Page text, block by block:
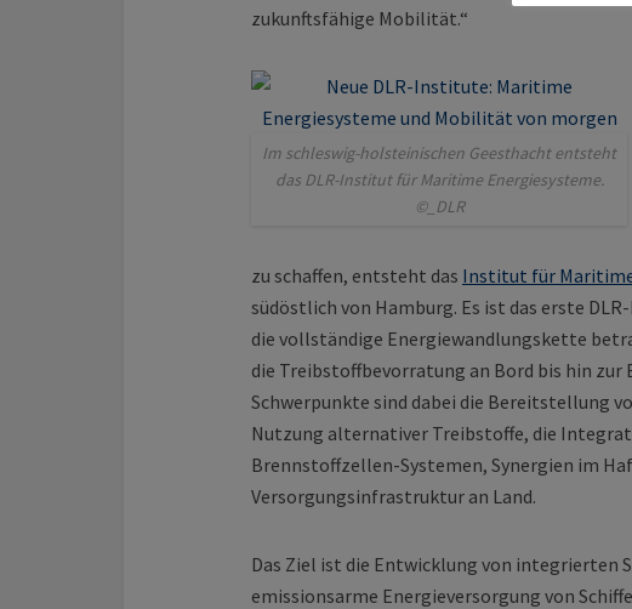
zukunftsfähige Mobilität.“
Im schleswig-holsteinischen Geesthacht entsteht
das DLR-Institut für Maritime Energiesysteme.
©_DLR
zu schaffen, entsteht das Institut für
südöstlich von Hamburg. Es ist das erste
die vollständige Energiewandlungskette
die Treibstoffbevorratung an Bord bis hin
Schwerpunkte sind dabei die Bereitstellung
Nutzung alternativer Treibstoffe, die
Brennstoffzellen-Systemen, Synergien im
Versorgungsinfrastruktur an Land.
Das Ziel ist die Entwicklung von integrierten
emissionsarme Energieversorgung von